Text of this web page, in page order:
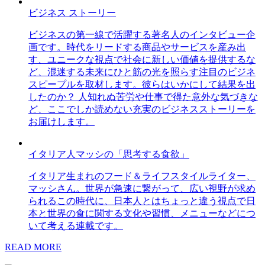
ビジネス ストーリー
ビジネスの第一線で活躍する著名人のインタビュー企
画です。時代をリードする商品やサービスを産み出
す、ユニークな視点で社会に新しい価値を提供するな
ど、混迷する未来にひと筋の光を照らす注目のビジネ
スピープルを取材します。彼らはいかにして結果を出
したのか？ 人知れぬ苦労や仕事で得た意外な気づきな
ど、ここでしか読めない充実のビジネスストーリーを
お届けします。
イタリア人マッシの「思考する食欲」
イタリア生まれのフード＆ライフスタイルライター、
マッシさん。世界が急速に繋がって、広い視野が求め
られるこの時代に、日本人とはちょっと違う視点で日
本と世界の食に関する文化や習慣、メニューなどにつ
いて考える連載です。
READ MORE